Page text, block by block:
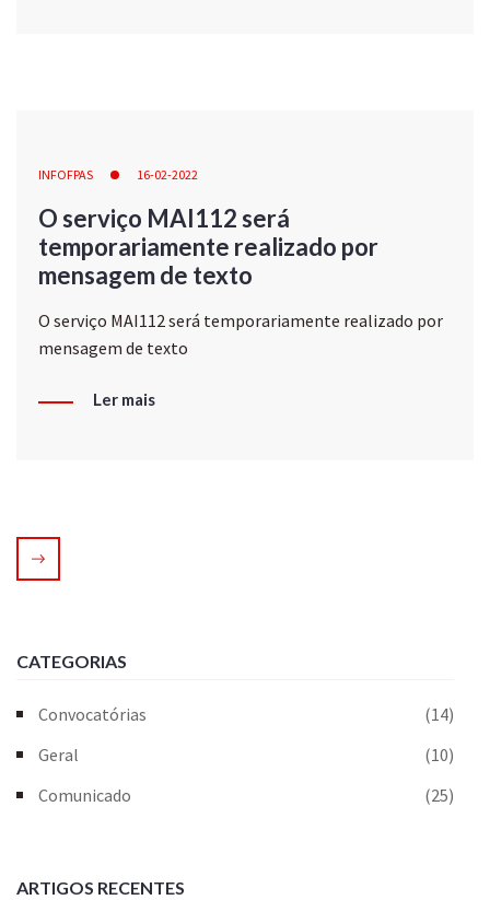
INFOFPAS 16-02-2022
O serviço MAI112 será
temporariamente realizado por
mensagem de texto
O serviço MAI112 será temporariamente realizado por
mensagem de texto
Ler mais
CATEGORIAS
Convocatórias
(14)
Geral
(10)
Comunicado
(25)
ARTIGOS RECENTES